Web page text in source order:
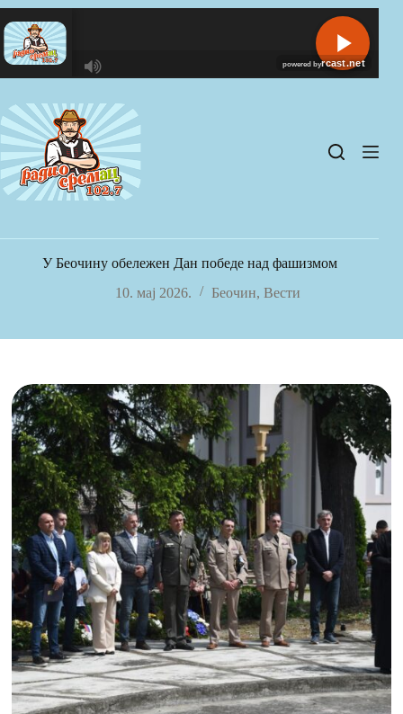
Skip
to
content
C
A
S
T
.
N
У Беочину обележен Дан победе над фашизмом
10. мај 2026.
Беочин, Вести